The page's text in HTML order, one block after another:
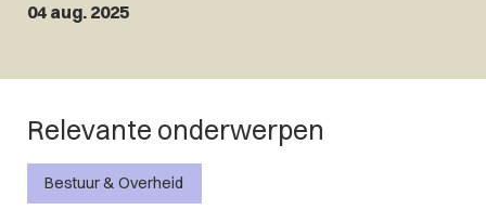
04 aug. 2025
Relevante onderwerpen
Bestuur & Overheid